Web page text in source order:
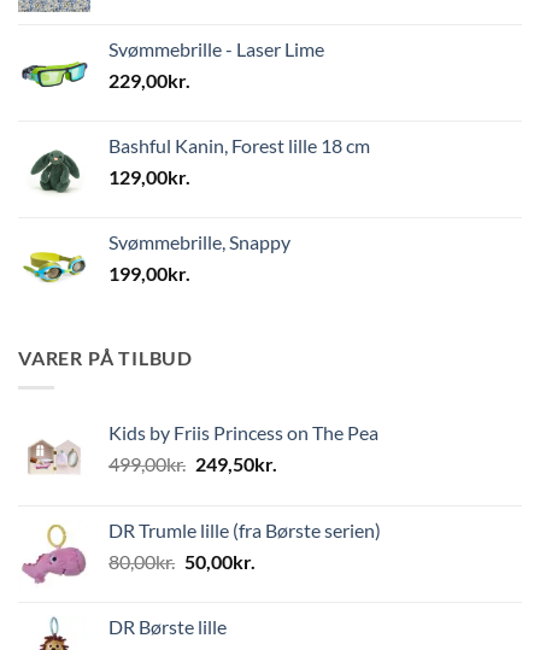
Svømmebrille - Laser Lime
229,00kr.
Bashful Kanin, Forest lille 18 cm
129,00kr.
Svømmebrille, Snappy
199,00kr.
VARER PÅ TILBUD
Kids by Friis Princess on The Pea
499,00kr. Den
var:
499,00kr..
249,50kr.
er:
DR Trumle lille (fra Børste serien)
80,00kr. Den
var:
50,00kr.
DR Børste lille